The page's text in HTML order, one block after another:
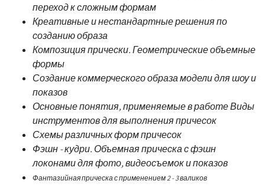
переход к сложным формам
Креативные и нестандартные решения по
созданию образа
Композиция прически. Геометрические объемные
формы
Создание коммерческого образа модели для шоу и
показов
Основные понятия, применяемые в работе Виды
инструментов для выполнения причесок
Схемы различных форм причесок
Фэшн - кудри. Объемная прическа с фэшн
локонами для фото, видеосъемок и показов
Фантазийная прическа с применением 2 - 3 валиков